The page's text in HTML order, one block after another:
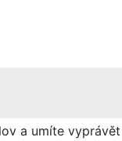
a umíte